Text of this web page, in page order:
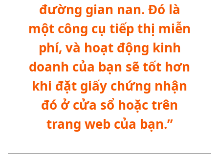
đường gian nan. Đó là
một công cụ tiếp thị miễn
phí, và hoạt động kinh
doanh của bạn sẽ tốt hơn
khi đặt giấy chứng nhận
đó ở cửa sổ hoặc trên
trang web của bạn.”